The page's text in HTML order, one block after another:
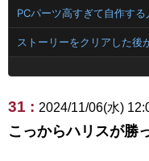
PCパーツ高すぎて自作す
ストーリーをクリアした後
31 : 2024/11/06(水)
こっからハリスが勝